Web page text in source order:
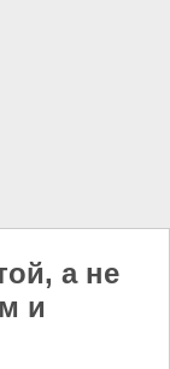
а не
и